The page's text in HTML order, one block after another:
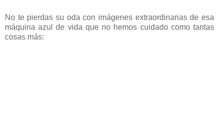
No te pierdas su oda con imágenes extraordinarias de esa
máquina azul de vida que no hemos cuidado como tantas
cosas más: